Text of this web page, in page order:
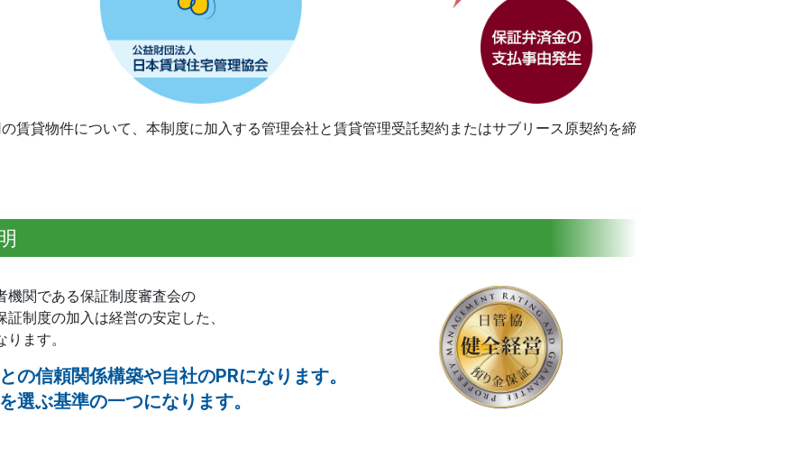
賃貸物件について、本制度に加入する管理会社と賃貸管理受託契約またはサブリース原契約を締
機関である保証制度審査会の
制度の加入は経営の安定した、
ます。
の信頼関係構築や自社のPRになります。
選ぶ基準の一つになります。